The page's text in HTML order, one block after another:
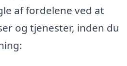
af fordelene ved at
og tjenester, inden du